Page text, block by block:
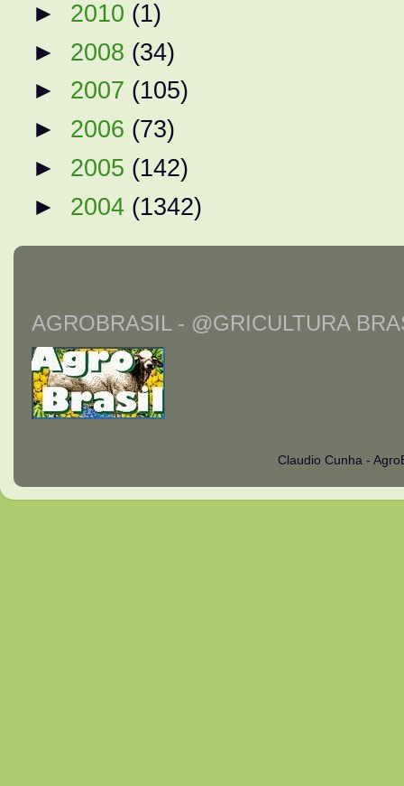
► 2010 (1)
► 2008 (34)
► 2007 (105)
► 2006 (73)
► 2005 (142)
► 2004 (1342)
AGROBRASIL - @GRICULTURA
Claudio Cunha -